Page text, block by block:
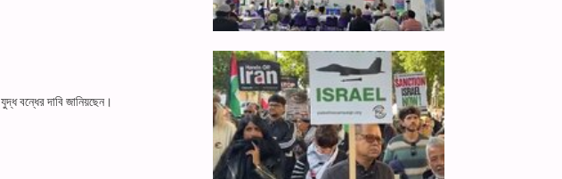
বন্ধের দাবি জানিয়ছেন।